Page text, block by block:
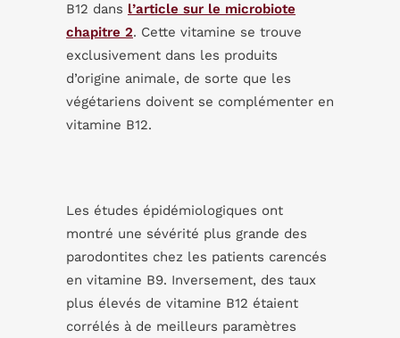
B12 dans l’article sur le microbiote
chapitre 2. Cette vitamine se trouve
exclusivement dans les produits
d’origine animale, de sorte que les
végétariens doivent se complémenter en
vitamine B12.
Les études épidémiologiques ont
montré une sévérité plus grande des
parodontites chez les patients carencés
en vitamine B9. Inversement, des taux
plus élevés de vitamine B12 étaient
corrélés à de meilleurs paramètres